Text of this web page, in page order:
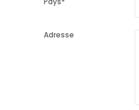
Adresse